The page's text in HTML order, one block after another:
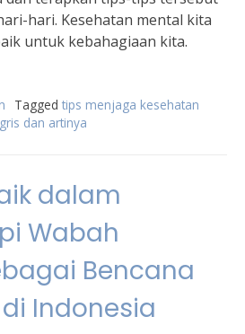
hari. Kesehatan mental kita
untuk kebahagiaan kita.
Tagged tips menjaga kesehatan
dan artinya
dalam
Wabah
Bencana
Indonesia